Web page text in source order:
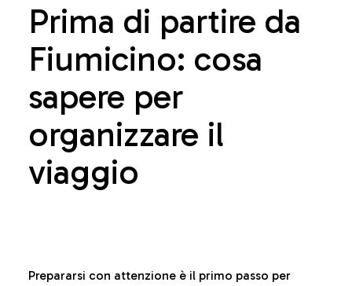
Prima di partire da
Fiumicino: cosa
sapere per
organizzare il
viaggio
Prepararsi con attenzione è il primo passo per